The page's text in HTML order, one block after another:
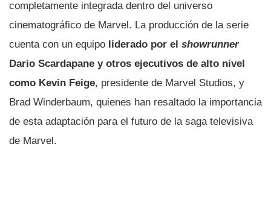
completamente integrada dentro del universo
cinematográfico de Marvel. La producción de la serie
cuenta con un equipo liderado por el showrunner
Dario Scardapane y otros ejecutivos de alto nivel
como Kevin Feige, presidente de Marvel Studios, y
Brad Winderbaum, quienes han resaltado la importancia
de esta adaptación para el futuro de la saga televisiva
de Marvel.